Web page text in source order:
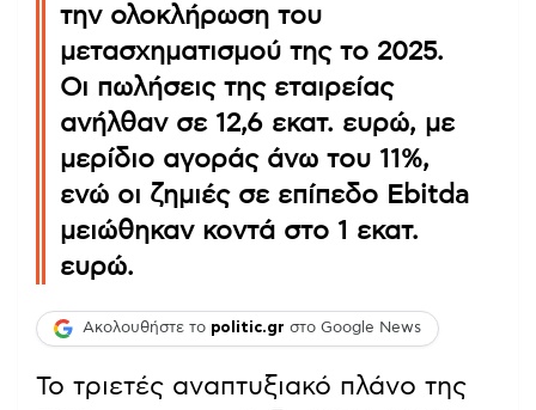
την ολοκλήρωση του
μετασχηματισμού της το 2025.
Οι πωλήσεις της εταιρείας
ανήλθαν σε 12,6 εκατ. ευρώ, με
μερίδιο αγοράς άνω του 11%,
ενώ οι ζημιές σε επίπεδο Ebitda
μειώθηκαν κοντά στο 1 εκατ.
ευρώ.
Ακολουθήστε το politic.gr στο Google News
Το τριετές αναπτυξιακό πλάνο της